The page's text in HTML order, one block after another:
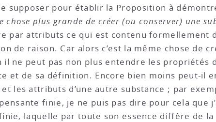
supposer pour établir la Proposition à
chose plus grande de créer (ou conserver) une
par attributs ce qui est contenu formellement
de raison. Car alors c’est la même chose de
ne peut pas non plus entendre les propriétés
et de sa définition. Encore bien moins peut-il
les attributs d’une autre substance ; par
finie, je ne puis pas dire pour cela que
laquelle par toute son essence diffère de la